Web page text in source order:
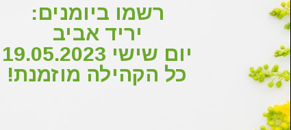
רשמו ביומנים:
יריד אביב
יום שישי 19.05.2023
כל הקהילה מוזמנת!